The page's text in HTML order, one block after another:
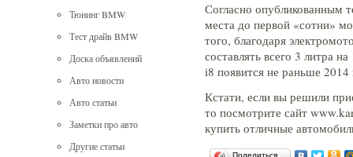
Тюнинг BMW
Тест драйв BMW
Доска объявлений
Авто новости
Авто статьи
Заметки про авто
Другие статьи
Согласно опубликованным
места до первой «сотни»
того, благодаря
составлять всего 3 литра
i8 появится не раньше 2014
Кстати, если вы решили
то посмотрите сайт
купить отличные
Поделиться…